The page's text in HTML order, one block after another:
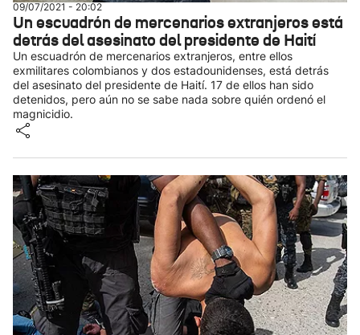
09/07/2021 - 20:02
Un escuadrón de mercenarios extranjeros está
detrás del asesinato del presidente de Haití
Un escuadrón de mercenarios extranjeros, entre ellos
exmilitares colombianos y dos estadounidenses, está detrás
del asesinato del presidente de Haití. 17 de ellos han sido
detenidos, pero aún no se sabe nada sobre quién ordenó el
magnicidio.